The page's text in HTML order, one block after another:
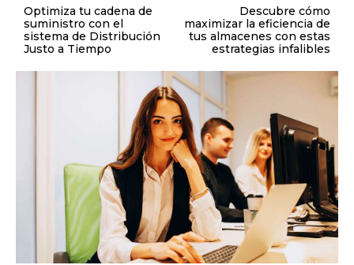
Optimiza tu cadena de
suministro con el
sistema de Distribución
Justo a Tiempo
Descubre cómo
maximizar la eficiencia de
tus almacenes con estas
estrategias infalibles